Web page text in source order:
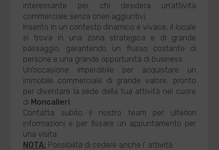
interessante per chi desidera un'attività
commerciale senza oneri aggiuntivi.
Inserito in un contesto dinamico e vivace, il locale
si trova in una zona strategica e di grande
passaggio, garantendo un flusso costante di
persone e una grande opportunità di business.
Un'occasione imperdibile per acquistare un
immobile commerciale di grande valore, pronto
per diventare la sede della tua attività nel cuore
di Moncalieri.
Contatta subito il nostro team per ulteriori
informazioni e per fissare un appuntamento per
una visita.
NOTA: Possibilità di cedere anche l' attività.